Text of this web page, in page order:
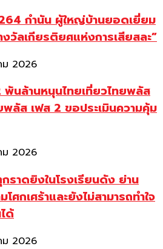
กำนัน ผู้ใหญ่บ้านยอดเยี่ยม
วัลเกียรติยศแห่งการเสียสละ”
ม 2026
นล้านหนุนไทยเที่ยวไทยพลัส
พลัส เฟส 2 ขอประเมินความคุ้ม
ม 2026
ราดยิงในโรงเรียนดัง ย่าน
ศกเศร้าและยังไม่สามารถทำใจ
ด้
ม 2026